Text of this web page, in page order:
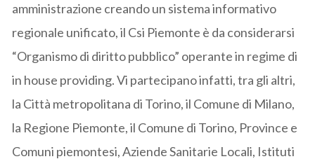
amministrazione creando un sistema informativo
regionale unificato, il Csi Piemonte è da considerarsi
“Organismo di diritto pubblico” operante in regime di
in house providing. Vi partecipano infatti, tra gli altri,
la Città metropolitana di Torino, il Comune di Milano,
la Regione Piemonte, il Comune di Torino, Province e
Comuni piemontesi, Aziende Sanitarie Locali, Istituti